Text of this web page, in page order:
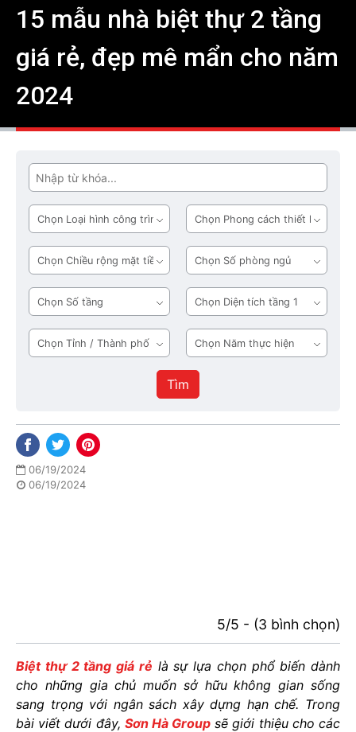
15 mẫu nhà biệt thự 2 tầng
giá rẻ, đẹp mê mẩn cho năm
2024
Tìm
Loại
hình
công
trình
Phong
cách
thiết
kế
Chiều
rộng
mặt
tiền
Số
phòng
ngủ
Số
tầng
Diện
tích
tầng
1
Tỉnh
/
Năm
thực
hiện
Tìm
06/19/2024
06/19/2024
5/5 - (3 bình chọn)
Biệt thự 2 tầng giá rẻ là sự lựa chọn phổ biến dành
cho những gia chủ muốn sở hữu không gian sống
sang trọng với ngân sách xây dựng hạn chế. Trong
bài viết dưới đây, Sơn Hà Group sẽ giới thiệu cho các